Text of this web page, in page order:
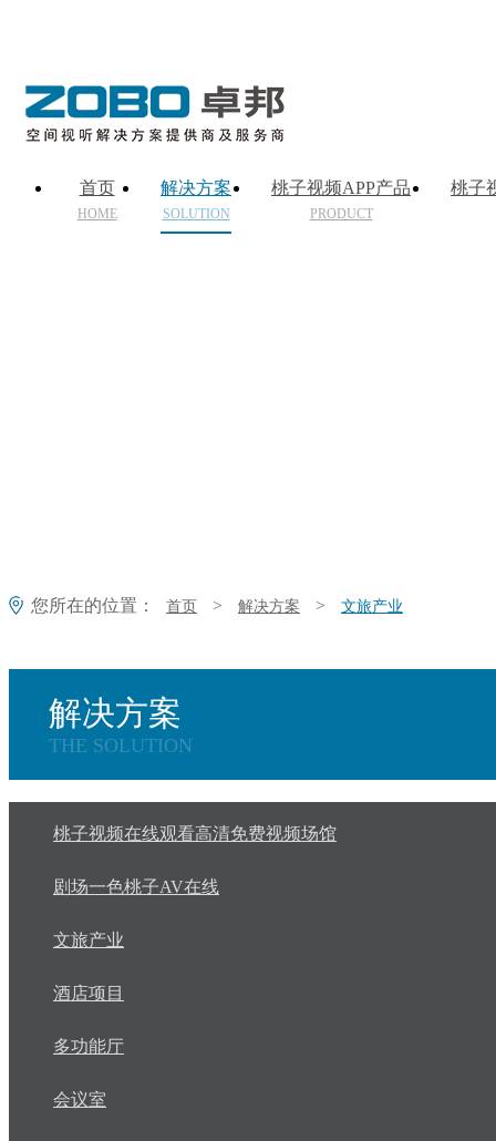
首页
HOME
解决方案
SOLUTION
桃子视频APP产品
PRODUCT
桃子
您所在的位置： 首页 > 解决方案 > 文旅产业
解决方案
THE SOLUTION
桃子视频在线观看高清免费视频场馆
剧场一色桃子AV在线
文旅产业
酒店项目
多功能厅
会议室